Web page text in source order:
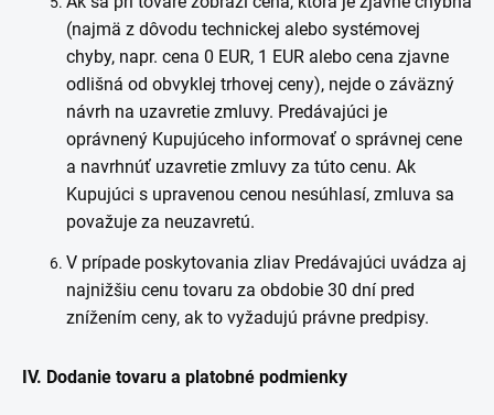
(najmä z dôvodu technickej alebo systémovej
chyby, napr. cena 0 EUR, 1 EUR alebo cena zjavne
odlišná od obvyklej trhovej ceny), nejde o záväzný
návrh na uzavretie zmluvy. Predávajúci je
oprávnený Kupujúceho informovať o správnej cene
a navrhnúť uzavretie zmluvy za túto cenu. Ak
Kupujúci s upravenou cenou nesúhlasí, zmluva sa
považuje za neuzavretú.
V prípade poskytovania zliav Predávajúci uvádza aj
najnižšiu cenu tovaru za obdobie 30 dní pred
znížením ceny, ak to vyžadujú právne predpisy.
IV. Dodanie tovaru a platobné podmienky